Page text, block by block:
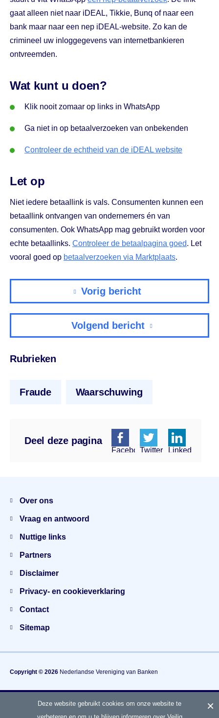
gaat alleen niet naar iDEAL, Tikkie, Bunq of naar een
bank maar naar een nep iDEAL-website. Zo kan de
crimineel uw inloggegevens van internetbankieren
ontvreemden.
Wat kunt u doen?
Klik nooit zomaar op links in WhatsApp
Ga niet in op betaalverzoeken van onbekenden
Controleer de echtheid van de iDEAL website
Let op
Niet iedere betaallink is vals. Consumenten kunnen een
betaallink ontvangen van ondernemers én van
consumenten. Ook WhatsApp mag gebruikt worden voor
echte betaallinks. Controleer de betaalpagina goed. Let
vooral goed op betaalverzoeken via Marktplaats.
Vorig bericht
Volgend bericht
Rubrieken
Fraude Waarschuwing
Deel deze pagina
FacebookTwitter Linkedin
Over ons
Vraag en antwoord
Nuttige links
Partners
Disclaimer
Privacy- en cookieverklaring
Contact
Sitemap
Copyright © 2026 Nederlandse Vereniging van Banken
Hét gezamenlijke voorlichtingsplatform van banken
over fraude en veiligheid
Deze website gebruikt cookies om onze website te
verbeteren en om u te blijven informeren over Veilig
×